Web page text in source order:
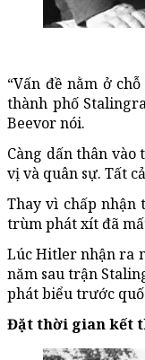
“Vấn đề nằm ở
thành phố
Beevor nói.
Càng dấn thân
vị và quân sự. Tất
Thay vì chấp nhận
trùm phát xít đã
Lúc Hitler nhận ra
năm sau trận
phát biểu trước
Đặt thời gian kết